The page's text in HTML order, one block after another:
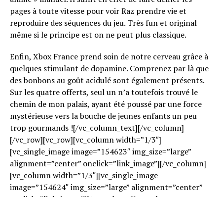
pages à toute vitesse pour voir Raz prendre vie et
reproduire des séquences du jeu. Très fun et original
même si le principe est on ne peut plus classique.
Enfin, Xbox France prend soin de notre cerveau grâce à
quelques stimulant de dopamine. Comprenez par là que
des bonbons au goût acidulé sont également présents.
Sur les quatre offerts, seul un n’a toutefois trouvé le
chemin de mon palais, ayant été poussé par une force
mystérieuse vers la bouche de jeunes enfants un peu
trop gourmands ![/vc_column_text][/vc_column]
[/vc_row][vc_row][vc_column width=”1/3″]
[vc_single_image image=”154623″ img_size=”large”
alignment=”center” onclick=”link_image”][/vc_column]
[vc_column width=”1/3″][vc_single_image
image=”154624″ img_size=”large” alignment=”center”